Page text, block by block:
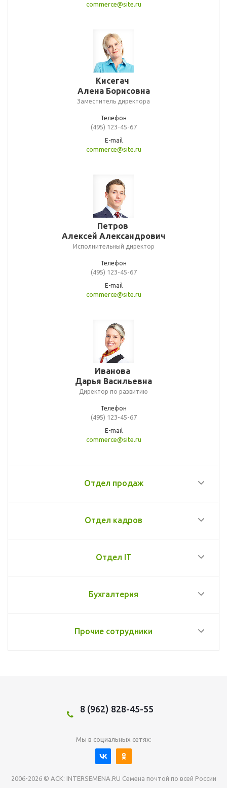
commerce@site.ru
Кисегач
Алена Борисовна
Заместитель директора
Телефон
(495) 123-45-67
E-mail
commerce@site.ru
Петров
Алексей Александрович
Исполнительный директор
Телефон
(495) 123-45-67
E-mail
commerce@site.ru
Иванова
Дарья Васильевна
Директор по развитию
Телефон
(495) 123-45-67
E-mail
commerce@site.ru
Отдел продаж
Отдел кадров
Отдел IT
Бухгалтерия
Прочие сотрудники
8 (962) 828-45-55
Мы в социальных сетях:
2006-2026 © АСК: INTERSEMENA.RU Семена почтой по всей России